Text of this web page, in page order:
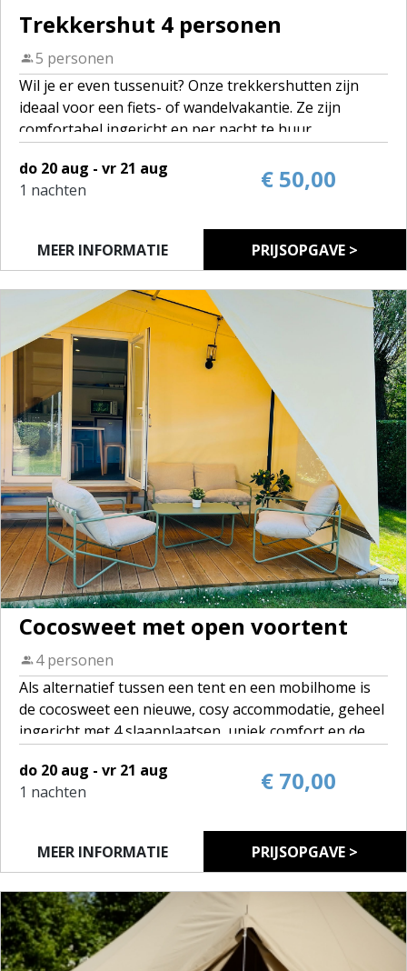
Trekkershut 4 personen
5 personen
Wil je er even tussenuit? Onze trekkershutten zijn
ideaal voor een fiets- of wandelvakantie. Ze zijn
comfortabel ingericht en per nacht te huur.
• 4 hutten voor 4 personen
• 1 hut voor 2 personen
een eenvoudige kookgelegenheid met keukenset.
de camping.
do 20 aug - vr 21 aug
1 nachten
€ 50,00
MEER INFORMATIE PRIJSOPGAVE >
Cocosweet met open voortent
4 personen
Als alternatief tussen een tent en een mobilhome is
de cocosweet een nieuwe, cosy accommodatie, geheel
ingericht met 4 slaapplaatsen, uniek comfort en de
voortent.
je kan heerlijk relaxen in de voortent.
Klinkt goed, niet?
do 20 aug - vr 21 aug
1 nachten
€ 70,00
MEER INFORMATIE PRIJSOPGAVE >